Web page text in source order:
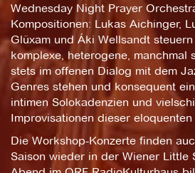
Wednesday Night Prayer
Kompositionen: Lukas Aichinger,
Glüxam und Áki Wellsandt
komplexe, heterogene, manchmal
stets im offenen Dialog mit dem
Genres stehen und konsequent
intimen Solokadenzien und
Improvisationen dieser
Die Workshop-Konzerte finden
Saison wieder in der Wiener Little